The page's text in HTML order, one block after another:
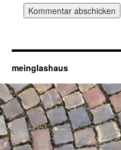
meinglashaus